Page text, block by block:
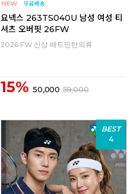
요넥스 263TS040U 남성 여성 티
셔츠 오버핏 26FW
2026 FW 신상 배드민턴의류
15% 50,000 59,000
BEST
4